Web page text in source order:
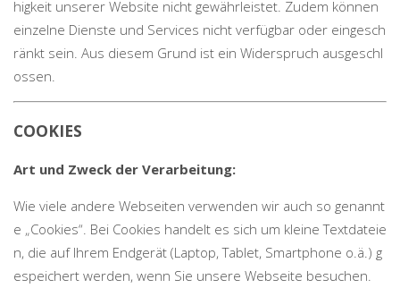
higkeit unserer Website nicht gewährleistet. Zudem können
einzelne Dienste und Services nicht verfügbar oder eingesch
ränkt sein. Aus diesem Grund ist ein Widerspruch ausgeschl
ossen.
COOKIES
Art und Zweck der Verarbeitung:
Wie viele andere Webseiten verwenden wir auch so genannt
e „Cookies“. Bei Cookies handelt es sich um kleine Textdateie
n, die auf Ihrem Endgerät (Laptop, Tablet, Smartphone o.ä.) g
espeichert werden, wenn Sie unsere Webseite besuchen.